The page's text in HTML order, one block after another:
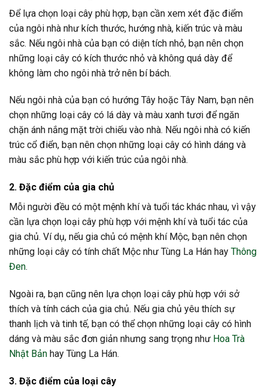
Để lựa chọn loại cây phù hợp, bạn cần xem xét đặc điểm
của ngôi nhà như kích thước, hướng nhà, kiến trúc và màu
sắc. Nếu ngôi nhà của bạn có diện tích nhỏ, bạn nên chọn
những loại cây có kích thước nhỏ và không quá dày để
không làm cho ngôi nhà trở nên bí bách.
Nếu ngôi nhà của bạn có hướng Tây hoặc Tây Nam, bạn nên
chọn những loại cây có lá dày và màu xanh tươi để ngăn
chặn ánh nắng mặt trời chiếu vào nhà. Nếu ngôi nhà có kiến
trúc cổ điển, bạn nên chọn những loại cây có hình dáng và
màu sắc phù hợp với kiến trúc của ngôi nhà.
2. Đặc điểm của gia chủ
Mỗi người đều có một mệnh khí và tuổi tác khác nhau, vì vậy
cần lựa chọn loại cây phù hợp với mệnh khí và tuổi tác của
gia chủ. Ví dụ, nếu gia chủ có mệnh khí Mộc, bạn nên chọn
những loại cây có tính chất Mộc như Tùng La Hán hay Thông
Đen.
Ngoài ra, bạn cũng nên lựa chọn loại cây phù hợp với sở
thích và tính cách của gia chủ. Nếu gia chủ yêu thích sự
thanh lịch và tinh tế, bạn có thể chọn những loại cây có hình
dáng và màu sắc đơn giản nhưng sang trọng như Hoa Trà
Nhật Bản hay Tùng La Hán.
3. Đặc điểm của loại cây